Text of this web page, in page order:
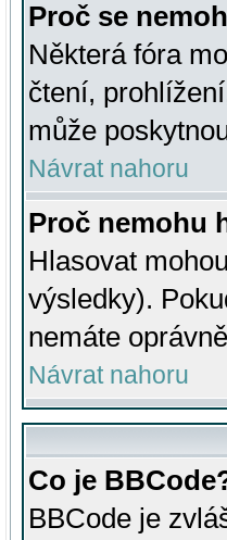
Proč se
Některá fóra
čtení,
může
Návrat nahoru
Proč nemohu
Hlasovat
výsledky).
nemáte
Návrat nahoru
Co je
BBCode je